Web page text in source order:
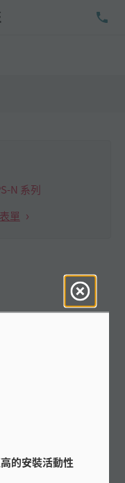
N 系列
單
，從超薄緊精巧到抗
的安裝活動性